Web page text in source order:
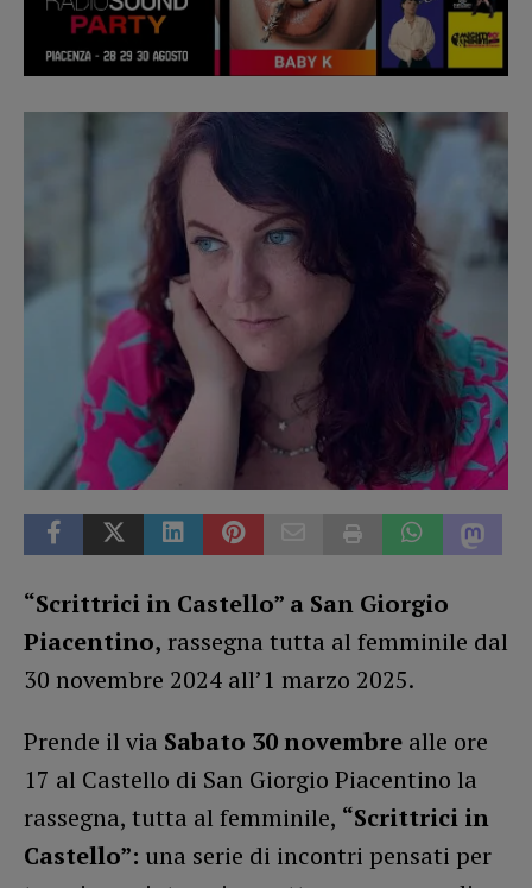
“Scrittrici in Castello” a San Giorgio
Piacentino, rassegna tutta al femminile dal
30 novembre 2024 all’1 marzo 2025.
Prende il via Sabato 30 novembre alle ore
17 al Castello di San Giorgio Piacentino la
rassegna, tutta al femminile, “Scrittrici in
Castello”: una serie di incontri pensati per